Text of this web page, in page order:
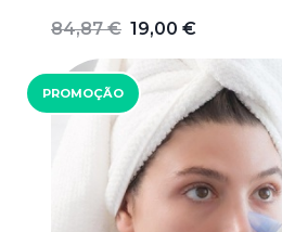
84,87 € 19,00 €
PROMOÇÃO